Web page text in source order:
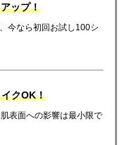
ップ！
今なら初回お試し100シ
クOK！
表面への影響は最小限で